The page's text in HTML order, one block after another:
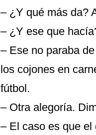
– ¿Y qué más da?
– ¿Y ese que
– Ese no paraba
los cojones en
fútbol.
– Otra alegoría.
– El caso es que el